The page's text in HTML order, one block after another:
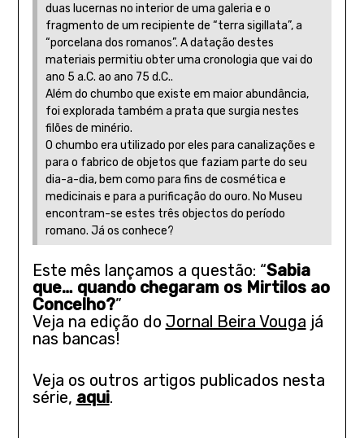
duas lucernas no interior de uma galeria e o
fragmento de um recipiente de “terra sigillata”, a
“porcelana dos romanos”. A datação destes
materiais permitiu obter uma cronologia que vai do
ano 5 a.C. ao ano 75 d.C..
Além do chumbo que existe em maior abundância,
foi explorada também a prata que surgia nestes
filões de minério.
O chumbo era utilizado por eles para canalizações e
para o fabrico de objetos que faziam parte do seu
dia-a-dia, bem como para fins de cosmética e
medicinais e para a purificação do ouro. No Museu
encontram-se estes três objectos do período
romano. Já os conhece?
Este mês lançamos a questão: “Sabia
que… quando chegaram os Mirtilos ao
Concelho?”
Veja na edição do Jornal Beira Vouga já
nas bancas!
Veja os outros artigos publicados nesta
série, aqui.